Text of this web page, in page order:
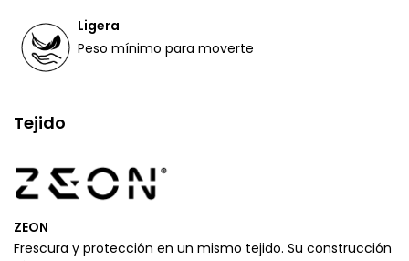
Ligera
Peso mínimo para moverte
Tejido
ZEON
Frescura y protección en un mismo tejido. Su construcción